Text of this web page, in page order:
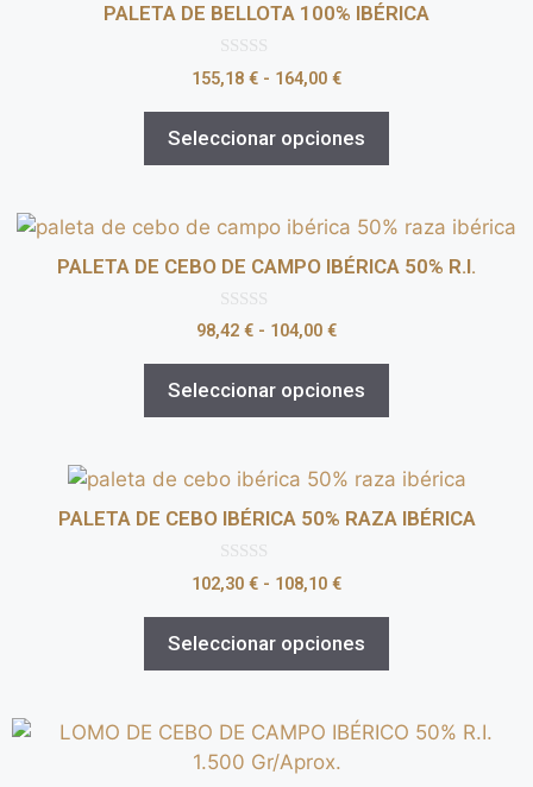
PALETA DE BELLOTA 100% IBÉRICA
0
d
155,18 € - 164,00 €
Seleccionar opciones
PALETA DE CEBO DE CAMPO IBÉRICA 50% R.I.
0
d
98,42 € - 104,00 €
Seleccionar opciones
PALETA DE CEBO IBÉRICA 50% RAZA IBÉRICA
0
d
102,30 € - 108,10 €
Seleccionar opciones